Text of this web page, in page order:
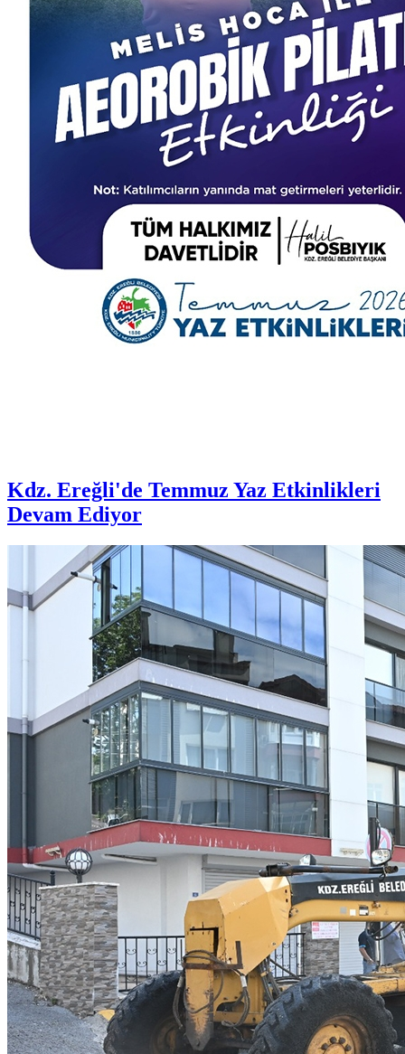
Kdz. Ereğli'de Temmuz Yaz Etkinlikleri
Devam Ediyor